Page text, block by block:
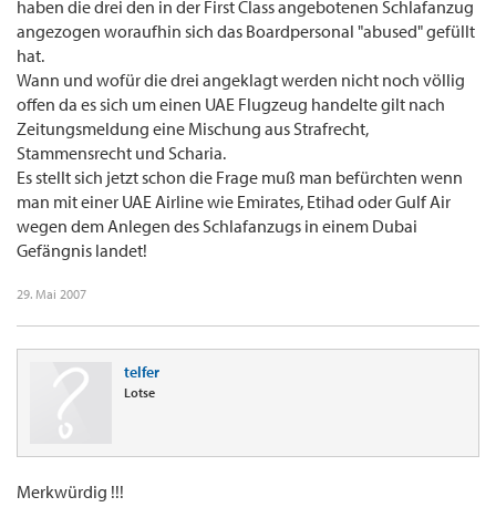
haben die drei den in der First Class angebotenen Schlafanzug
angezogen woraufhin sich das Boardpersonal "abused" gefüllt
hat.
Wann und wofür die drei angeklagt werden nicht noch völlig
offen da es sich um einen UAE Flugzeug handelte gilt nach
Zeitungsmeldung eine Mischung aus Strafrecht,
Stammensrecht und Scharia.
Es stellt sich jetzt schon die Frage muß man befürchten wenn
man mit einer UAE Airline wie Emirates, Etihad oder Gulf Air
wegen dem Anlegen des Schlafanzugs in einem Dubai
Gefängnis landet!
29. Mai 2007
telfer
Lotse
Merkwürdig !!!